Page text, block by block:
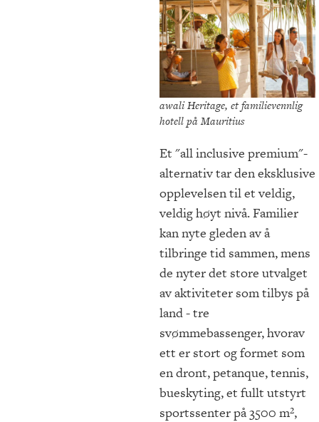
awali Heritage, et familievennlig
hotell på Mauritius
Et "all inclusive premium"-
alternativ tar den eksklusive
opplevelsen til et veldig,
veldig høyt nivå. Familier
kan nyte gleden av å
tilbringe tid sammen, mens
de nyter det store utvalget
av aktiviteter som tilbys på
land - tre
svømmebassenger, hvorav
ett er stort og formet som
en dront, petanque, tennis,
bueskyting, et fullt utstyrt
sportssenter på 3500 m²,